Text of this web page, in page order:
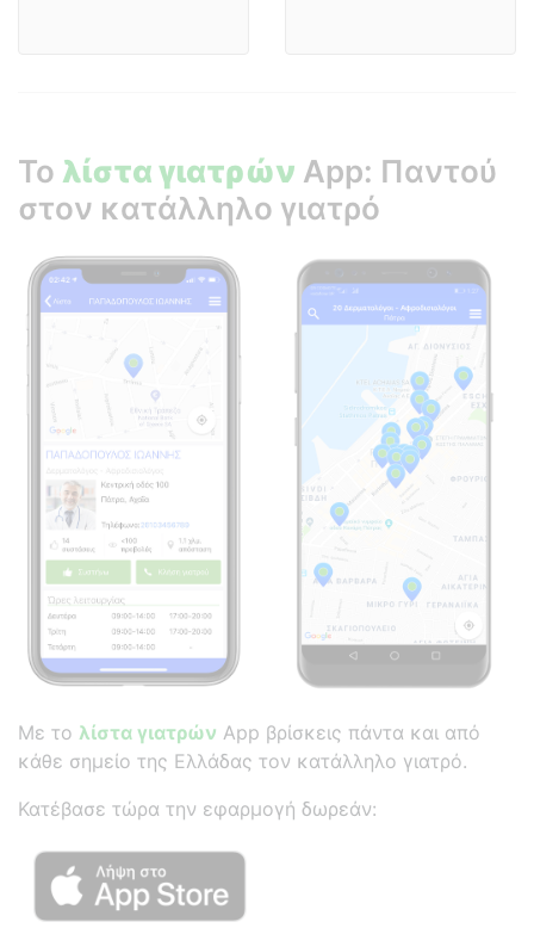
Το λίστα γιατρών App: Παντού
στον κατάλληλο γιατρό
Με το λίστα γιατρών App βρίσκεις πάντα και από
κάθε σημείο της Ελλάδας τον κατάλληλο γιατρό.
Κατέβασε τώρα την εφαρμογή δωρεάν: